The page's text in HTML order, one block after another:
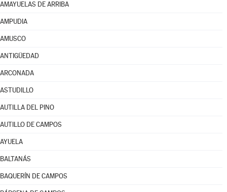
AMAYUELAS DE ARRIBA
AMPUDIA
AMUSCO
ANTIGÜEDAD
ARCONADA
ASTUDILLO
AUTILLA DEL PINO
AUTILLO DE CAMPOS
AYUELA
BALTANÁS
BAQUERÍN DE CAMPOS